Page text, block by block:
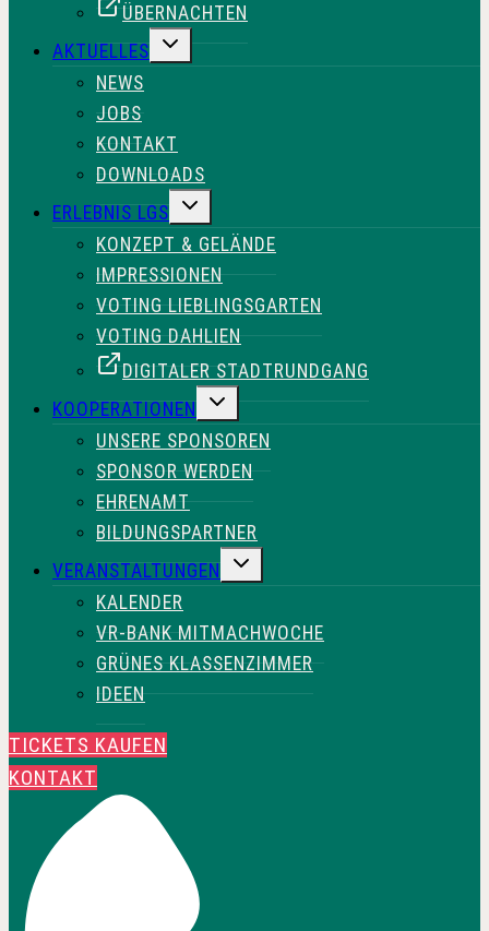
ÜBERNACHTEN
AKTUELLES
UNTERMENÜ
NEWS
JOBS
KONTAKT
DOWNLOADS
ERLEBNIS LGS
UNTERMENÜ
KONZEPT & GELÄNDE
IMPRESSIONEN
VOTING LIEBLINGSGARTEN
VOTING DAHLIEN
DIGITALER STADTRUNDGANG
KOOPERATIONEN
UNTERMENÜ
UNSERE SPONSOREN
SPONSOR WERDEN
EHRENAMT
BILDUNGSPARTNER
VERANSTALTUNGEN
UNTERMENÜ
KALENDER
VR-BANK MITMACHWOCHE
GRÜNES KLASSENZIMMER
IDEEN
TICKETS KAUFEN
KONTAKT